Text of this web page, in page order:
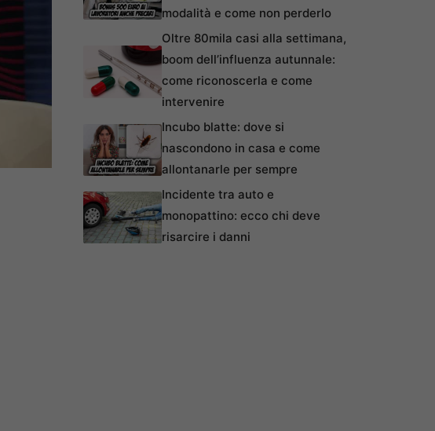
modalità e come non perderlo
Oltre 80mila casi alla settimana,
boom dell’influenza autunnale:
come riconoscerla e come
intervenire
Incubo blatte: dove si
nascondono in casa e come
allontanarle per sempre
Incidente tra auto e
monopattino: ecco chi deve
risarcire i danni